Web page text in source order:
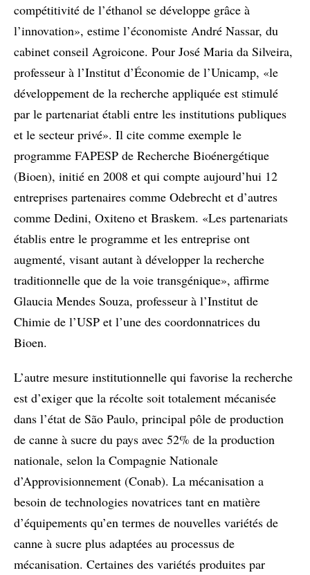
compétitivité de l’éthanol se développe grâce à
l’innovation», estime l’économiste André Nassar, du
cabinet conseil Agroicone. Pour José Maria da Silveira,
professeur à l’Institut d’Économie de l’Unicamp, «le
développement de la recherche appliquée est stimulé
par le partenariat établi entre les institutions publiques
et le secteur privé». Il cite comme exemple le
programme FAPESP de Recherche Bioénergétique
(Bioen), initié en 2008 et qui compte aujourd’hui 12
entreprises partenaires comme Odebrecht et d’autres
comme Dedini, Oxiteno et Braskem. «Les partenariats
établis entre le programme et les entreprise ont
augmenté, visant autant à développer la recherche
traditionnelle que de la voie transgénique», affirme
Glaucia Mendes Souza, professeur à l’Institut de
Chimie de l’USP et l’une des coordonnatrices du
Bioen.
L’autre mesure institutionnelle qui favorise la recherche
est d’exiger que la récolte soit totalement mécanisée
dans l’état de São Paulo, principal pôle de production
de canne à sucre du pays avec 52% de la production
nationale, selon la Compagnie Nationale
d’Approvisionnement (Conab). La mécanisation a
besoin de technologies novatrices tant en matière
d’équipements qu’en termes de nouvelles variétés de
canne à sucre plus adaptées au processus de
mécanisation. Certaines des variétés produites par